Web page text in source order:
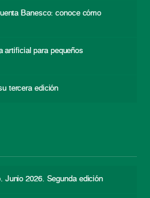
Banesco: conoce cómo
artificial para pequeños
tercera edición
Junio 2026. Segunda edición